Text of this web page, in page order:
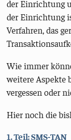
der Einrichtung
der Einrichtung
Verfahren, das
Wie immer
weitere Aspekte
vergessen oder
Hier noch die
1. Teil: SMS-TAN